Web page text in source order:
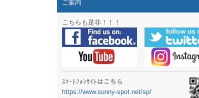
スマートフォン アプリ バージョンアップ
ラジオメーターニュータイプ新登場！
スマートフォン ウィジェット公開
気象予報士スクールの御案内
弊社事務所を移転しました。
ご案内
こちらも是非！！！
ｽﾏｰﾄﾌｫﾝｻｲﾄはこちら
https://www.sunny-spot.net/sp/